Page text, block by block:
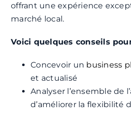
offrant une expérience
marché local.
Voici quelques conseils
Concevoir un business
et actualisé
Analyser l’ensemble de
d’améliorer la flexibilité